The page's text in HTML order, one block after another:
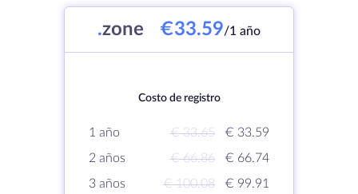
.zone €33.59/1 año
Costo de registro
1 año € 33.65
€ 33.59
2 años
€ 66.86
€ 66.74
3 años
€ 100.08
€ 99.91